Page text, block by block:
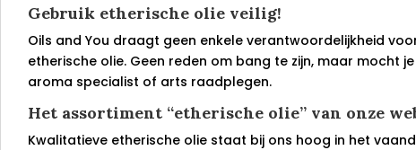
Gebruik etherische olie veilig!
Oils and You draagt geen enkele verantwoordelijkheid
etherische olie. Geen reden om bang te zijn, maar mocht
aroma specialist of arts raadplegen.
Het assortiment “etherische olie” van onze
Kwalitatieve etherische olie staat bij ons hoog in het